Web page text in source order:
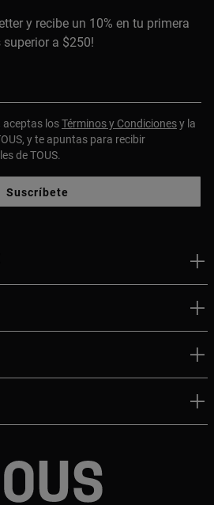
y recibe un 10% en tu primera
superior a $250!
aceptas losTérminos y Condicionesy la
y te apuntas para recibir
de TOUS.
Suscríbete